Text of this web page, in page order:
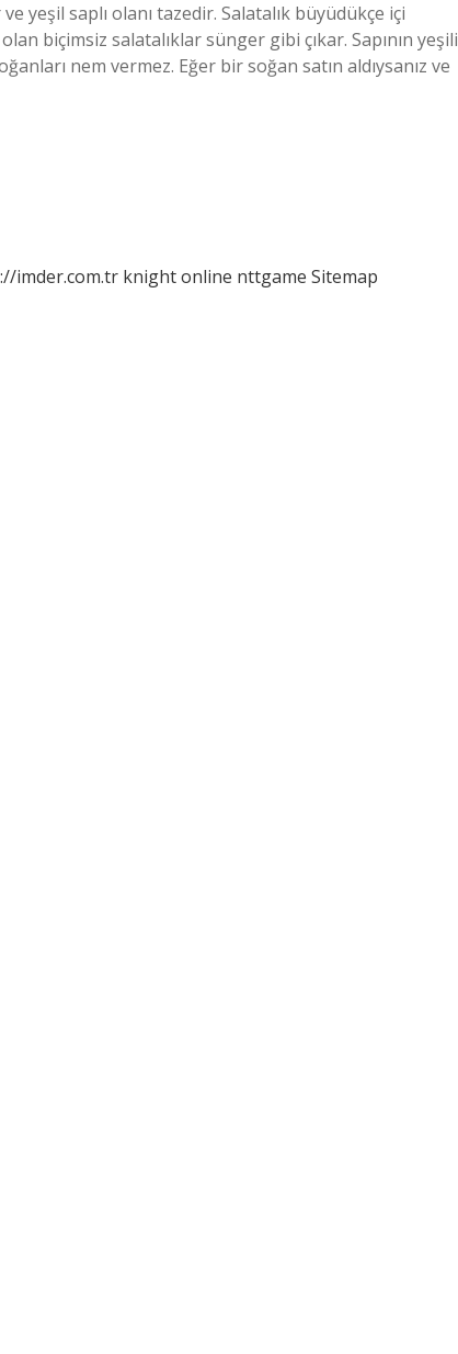
yeşil saplı olanı tazedir. Salatalık büyüdükçe içi
biçimsiz salatalıklar sünger gibi çıkar. Sapının yeşili
nem vermez. Eğer bir soğan satın aldıysanız ve
imder.com.tr knight online nttgame Sitemap